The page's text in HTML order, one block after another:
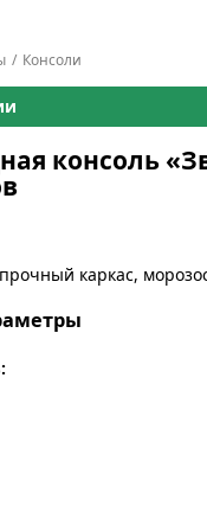
Консоли
консоль
каркас,